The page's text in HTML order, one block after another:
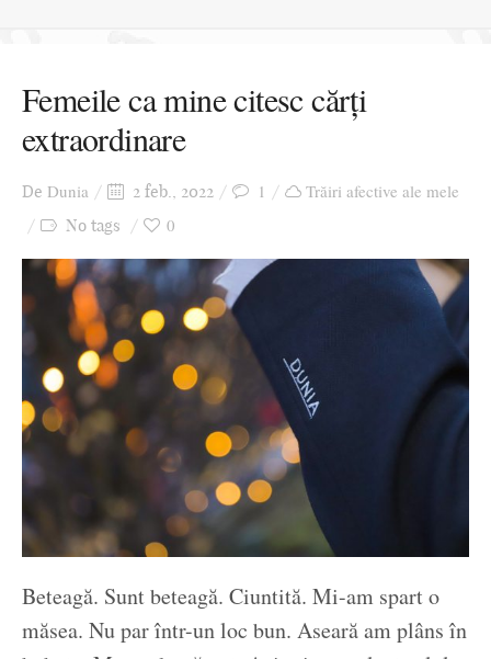
Stari afective
Zice Dunia
Cursuri povestite
Femeile ca mine citesc cărți
extraordinare
De Dunia 2 feb., 2022 1 Trăiri afective ale mele
No tags 0
Beteagă. Sunt beteagă. Ciuntită. Mi-am spart o
măsea. Nu par într-un loc bun. Aseară am plâns în